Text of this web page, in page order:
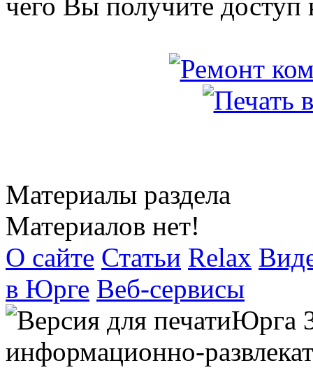
Материалы раздела
Материалов нет!
О сайте Статьи Relax
в Юрге Веб-сервисы
Юрга
информационно-